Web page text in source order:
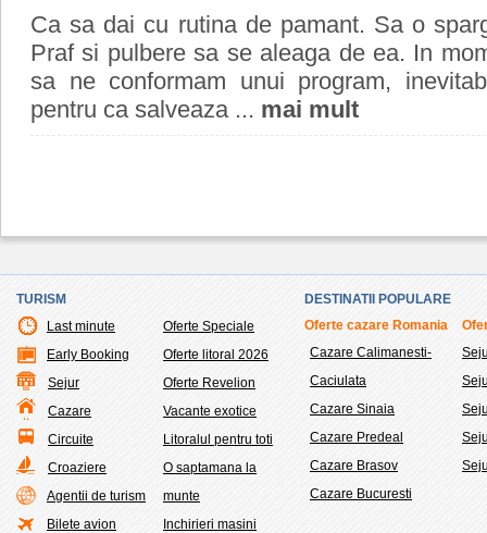
Ca sa dai cu rutina de pamant. Sa o
Praf si pulbere sa se aleaga de ea. In
sa ne conformam unui program,
pentru ca salveaza ... mai mult
TURISM
Last minute
Early Booking
Sejur
Cazare
Circuite
Croaziere
Agentii de turism
Bilete avion
Oferte Speciale
Oferte litoral 2026
Oferte Revelion
Vacante exotice
Litoralul pentru toti
O saptamana la
munte
Inchirieri masini
DESTINATII POPULARE
Oferte cazare Romania
Cazare Calimanesti-
Caciulata
Cazare Sinaia
Cazare Predeal
Cazare Brasov
Cazare Bucuresti